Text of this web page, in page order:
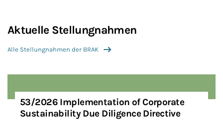
Aktuelle Stellungnahmen
Alle Stellungnahmen der BRAK
53/2026 Implementation of Corporate
Sustainability Due Diligence Directive